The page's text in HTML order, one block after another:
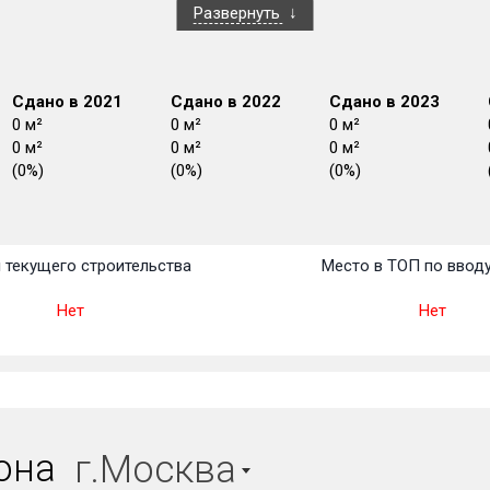
Развернуть
Сдано в 2021
0 м²
0 м²
(0%)
Сдано в 2022
0 м²
0 м²
(0%)
Сдано в 2023
0 м²
0 м²
(0%)
строительства
Нет
Место в ТОП по
Нет
г.Москва